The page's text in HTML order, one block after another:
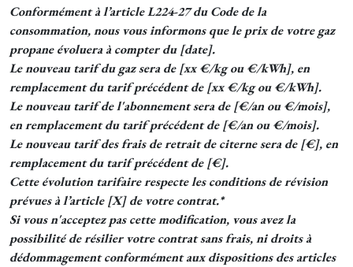
Conformément à l’article L224-27 du Code de la
consommation, nous vous informons que le prix de votre gaz
propane évoluera à compter du [date].
Le nouveau tarif du gaz sera de [xx €/kg ou €/kWh], en
remplacement du tarif précédent de [xx €/kg ou €/kWh].
Le nouveau tarif de l'abonnement sera de [€/an ou €/mois],
en remplacement du tarif précédent de [€/an ou €/mois].
Le nouveau tarif des frais de retrait de citerne sera de [€], en
remplacement du tarif précédent de [€].
Cette évolution tarifaire respecte les conditions de révision
prévues à l’article [X] de votre contrat.*
Si vous n'acceptez pas cette modification, vous avez la
possibilité de résilier votre contrat sans frais, ni droits à
dédommagement conformément aux dispositions des articles